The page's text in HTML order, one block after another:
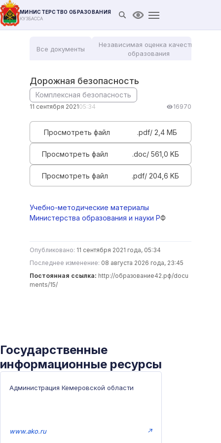
МИНИСТЕРСТВО ОБРАЗОВАНИЯ
КУЗБАССА Открыть поиск
Версия для
Все документы
Независимая оценка качества
образования
Дорожная безопасность
Комплексная безопасность
11 сентября 202105:34 16970
Просмотреть файл .pdf/ 2,4 MБ
Просмотреть файл .doc/ 561,0 KБ
Просмотреть файл .pdf/ 204,6 KБ
Учебно-методические материалы
Министерства образования и науки РФ
Опубликовано: 11 сентября 2021 года, 05:34
Последнее изменение: 08 августа 2026 года, 23:45
Постоянная ссылка: http://образование42.рф/docu
ments/15/
Государственные
информационные ресурсы
Администрация Кемеровской области
www.ako.ru ↗